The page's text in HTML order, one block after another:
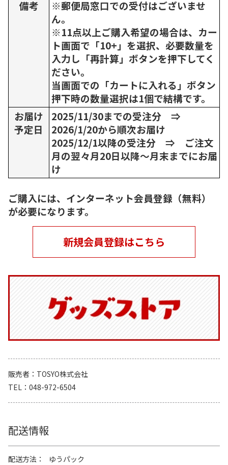
備考
※郵便局窓口での受付はございませ
ん。
※11点以上ご購入希望の場合は、カー
ト画面で「10+」を選択、必要数量を
入力し「再計算」ボタンを押下してく
ださい。
当画面での「カートに入れる」ボタン
押下時の数量選択は1個で結構です。
お届け
予定日
2025/11/30までの受注分 ⇒
2026/1/20から順次お届け
2025/12/1以降の受注分 ⇒ ご注文
月の翌々月20日以降～月末までにお届
け
ご購入には、インターネット会員登録（無料）
が必要になります。
新規会員登録はこちら
販売者
TOSYO株式会社
TEL
048-972-6504
配送情報
配送方法
ゆうパック